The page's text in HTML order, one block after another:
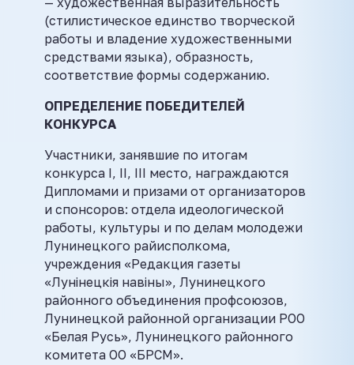
(стилистическое единство творческой
работы и владение художественными
средствами языка), образность,
соответствие формы содержанию.
ОПРЕДЕЛЕНИЕ ПОБЕДИТЕЛЕЙ
КОНКУРСА
Участники, занявшие по итогам
конкурса I, II, III место, награждаются
Дипломами и призами от организаторов
и спонсоров: отдела идеологической
работы, культуры и по делам молодежи
Лунинецкого райисполкома,
учреждения «Редакция газеты
«Лунінецкія навіны», Лунинецкого
районного объединения профсоюзов,
Лунинецкой районной организации РОО
«Белая Русь», Лунинецкого районного
комитета ОО «БРСМ».